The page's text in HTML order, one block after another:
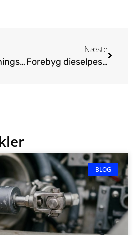
Vetus Udluftningsventil i AISI 316 Rustfrit Stål
Næste
Forebyg dieselpest i din båd
BLOG